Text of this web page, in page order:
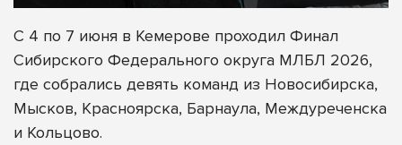
С 4 по 7 июня в Кемерове проходил Финал
Сибирского Федерального округа МЛБЛ 2026,
где собрались девять команд из Новосибирска,
Мысков, Красноярска, Барнаула, Междуреченска
и Кольцово.